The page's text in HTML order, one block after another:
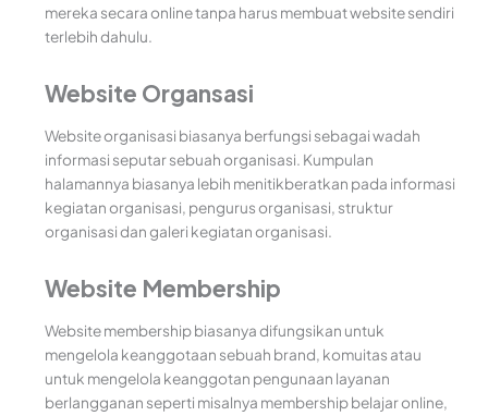
mereka secara online tanpa harus membuat website sendiri
terlebih dahulu.
Website Organsasi
Website organisasi biasanya berfungsi sebagai wadah
informasi seputar sebuah organisasi. Kumpulan
halamannya biasanya lebih menitikberatkan pada informasi
kegiatan organisasi, pengurus organisasi, struktur
organisasi dan galeri kegiatan organisasi.
Website Membership
Website membership biasanya difungsikan untuk
mengelola keanggotaan sebuah brand, komuitas atau
untuk mengelola keanggotan pengunaan layanan
berlangganan seperti misalnya membership belajar online,